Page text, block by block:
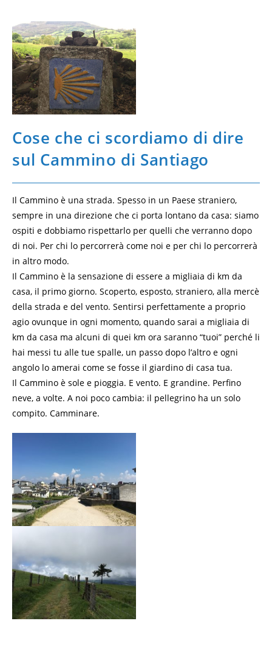
Cose che ci scordiamo di dire
sul Cammino di Santiago
Il Cammino è una strada. Spesso in un Paese straniero,
sempre in una direzione che ci porta lontano da casa: siamo
ospiti e dobbiamo rispettarlo per quelli che verranno dopo
di noi. Per chi lo percorrerà come noi e per chi lo percorrerà
in altro modo.
Il Cammino è la sensazione di essere a migliaia di km da
casa, il primo giorno. Scoperto, esposto, straniero, alla mercè
della strada e del vento. Sentirsi perfettamente a proprio
agio ovunque in ogni momento, quando sarai a migliaia di
km da casa ma alcuni di quei km ora saranno “tuoi” perché li
hai messi tu alle tue spalle, un passo dopo l’altro e ogni
angolo lo amerai come se fosse il giardino di casa tua.
Il Cammino è sole e pioggia. E vento. E grandine. Perfino
neve, a volte. A noi poco cambia: il pellegrino ha un solo
compito. Camminare.